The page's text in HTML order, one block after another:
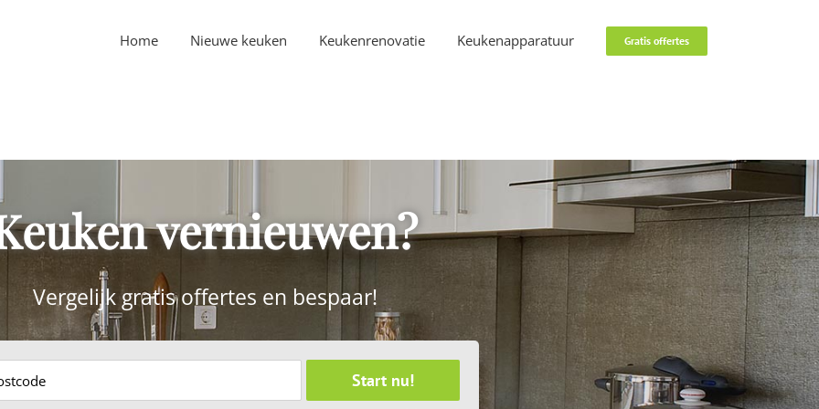
Home Nieuwe keuken Keukenrenovatie Keukenapparatuur Gratis offertes
vernieuwen?
Vergelijk gratis offertes en bespaar!
Start nu!